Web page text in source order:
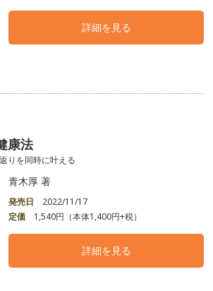
詳細を見る
康法
りを同時に叶える
青木厚 著
発売日
2022/11/17
定価
1,540円（本体1,400円+税）
詳細を見る